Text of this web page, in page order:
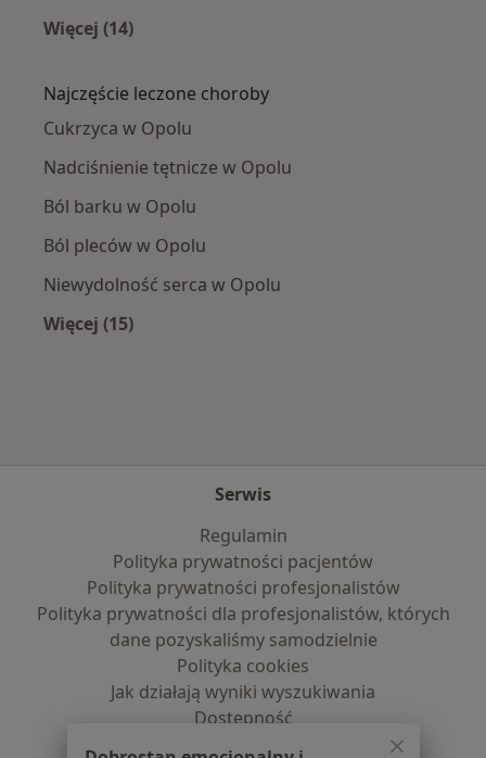
Więcej (14)
Najczęście leczone choroby
Cukrzyca w Opolu
Nadciśnienie tętnicze w Opolu
Ból barku w Opolu
Ból pleców w Opolu
Niewydolność serca w Opolu
Więcej (15)
Serwis
Regulamin
Polityka prywatności pacjentów
Polityka prywatności profesjonalistów
Polityka prywatności dla profesjonalistów, których
dane pozyskaliśmy samodzielnie
Polityka cookies
Jak działają wyniki wyszukiwania
Dostępność